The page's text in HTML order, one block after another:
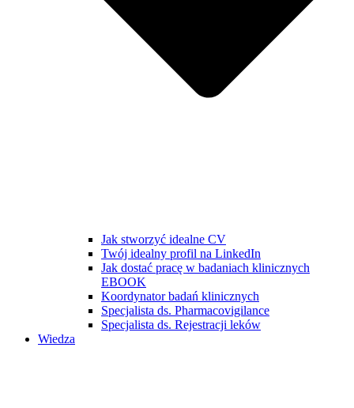
Jak stworzyć idealne CV
Twój idealny profil na LinkedIn
Jak dostać pracę w badaniach klinicznych
EBOOK
Koordynator badań klinicznych
Specjalista ds. Pharmacovigilance
Specjalista ds. Rejestracji leków
Wiedza